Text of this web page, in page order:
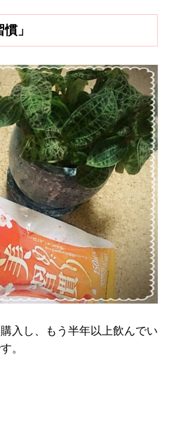
」
入し、もう半年以上飲んでい
。